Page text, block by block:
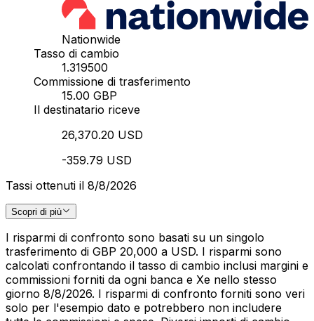
Nationwide
Tasso di cambio
1.319500
Commissione di trasferimento
15.00 GBP
Il destinatario riceve
26,370.20 USD
-359.79 USD
Tassi ottenuti il 8/8/2026
Scopri di più
I risparmi di confronto sono basati su un singolo
trasferimento di GBP 20,000 a USD. I risparmi sono
calcolati confrontando il tasso di cambio inclusi margini e
commissioni forniti da ogni banca e Xe nello stesso
giorno 8/8/2026. I risparmi di confronto forniti sono veri
solo per l'esempio dato e potrebbero non includere